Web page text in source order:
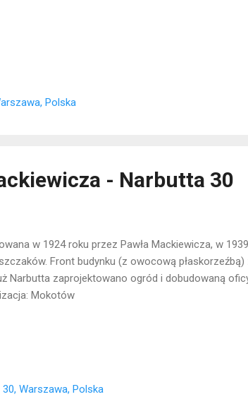
Polska
- Narbutta 30
w 1924 roku przez Pawła Mackiewicza, w
Front budynku (z owocową
Narbutta zaprojektowano ogród i dobudowaną
Mokotów
Warszawa, Polska